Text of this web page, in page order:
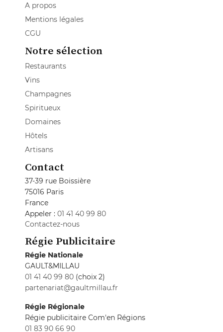
A propos
Mentions légales
CGU
Notre sélection
Restaurants
Vins
Champagnes
Spiritueux
Domaines
Hôtels
Artisans
Contact
37-39 rue Boissière
75016 Paris
France
Appeler : 01 41 40 99 80
Contactez-nous
Régie Publicitaire
Régie Nationale
GAULT&MILLAU
01 41 40 99 80 (choix 2)
partenariat@gaultmillau.fr
Régie Régionale
Régie publicitaire Com'en Régions
01 83 90 66 90